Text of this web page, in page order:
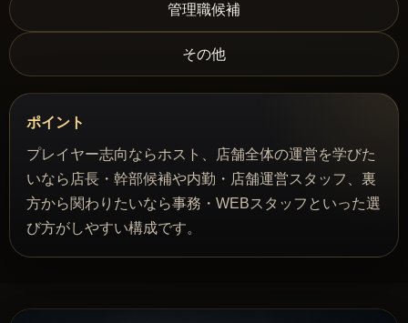
管理職候補
その他
ポイント
プレイヤー志向ならホスト、店舗全体の運営を学びた
いなら店長・幹部候補や内勤・店舗運営スタッフ、裏
方から関わりたいなら事務・WEBスタッフといった選
び方がしやすい構成です。